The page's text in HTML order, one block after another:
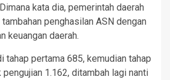
kata dia, pemerintah daerah
penghasilan ASN dengan
keuangan daerah.
tahap pertama 685, kemudian tahap
pengujian 1.162, ditambah lagi nanti